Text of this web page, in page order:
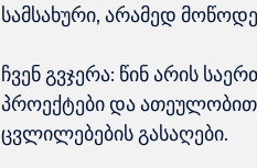
სამსახური, არამედ
ჩვენ გვჯერა: წინ არის
პროექტები და ათეულობით
ცვლილებების გასაღები.